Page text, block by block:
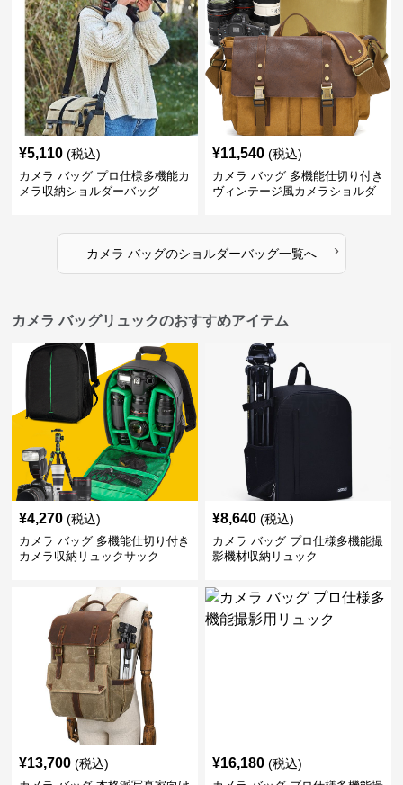
¥5,110 (税込)
カメラ バッグ プロ仕様多機能カ
メラ収納ショルダーバッグ
¥11,540 (税込)
カメラ バッグ 多機能仕切り付き
ヴィンテージ風カメラショルダ
カメラ バッグのショルダーバッグ一覧へ ›
カメラ バッグリュックのおすすめアイテム
¥4,270 (税込)
カメラ バッグ 多機能仕切り付き
カメラ収納リュックサック
¥8,640 (税込)
カメラ バッグ プロ仕様多機能撮
影機材収納リュック
¥13,700 (税込) ¥16,180 (税込)